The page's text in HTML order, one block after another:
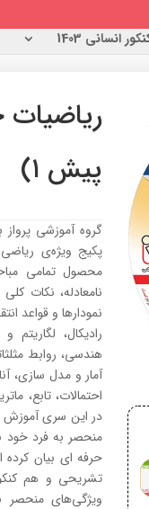
انسانی 1403
ریاضیات
پیش ۱)
گروه آموزشی پرواز
پکیج ویژه‌ی
محصول تمامی
نمودارها و قواعد
رادیکال،
هندسی، روابط
آمار و مدل سازی،
احتمالات، تابع،
در این سری آموزش
منحصر به فرد خود
حرفه ای بیان کرده
تشریحی و هم
ویژگی‌های منحصر